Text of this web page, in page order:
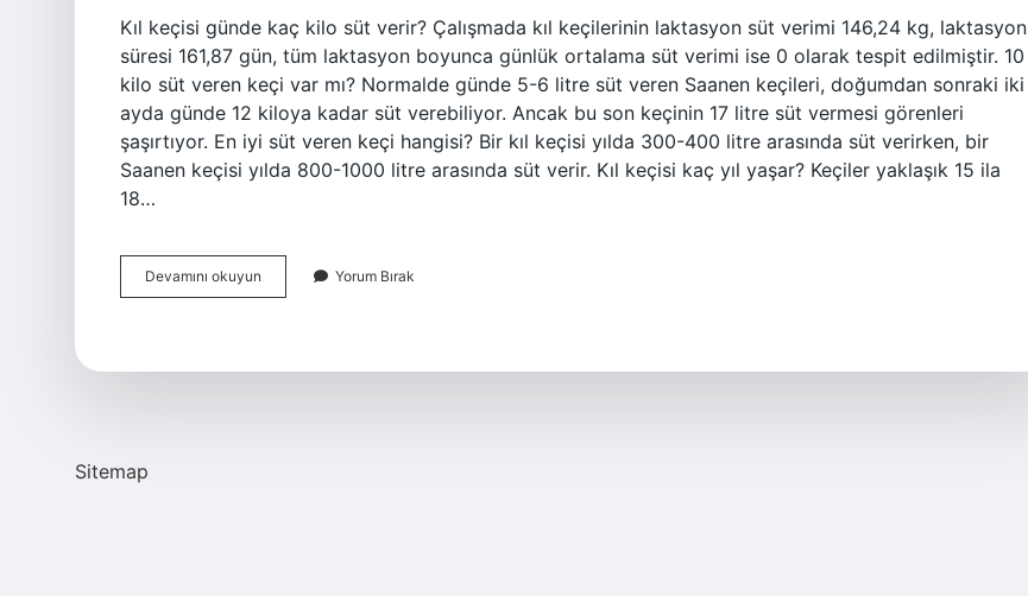
Kıl keçisi günde kaç kilo süt verir? Çalışmada kıl keçilerinin laktasyon süt verimi 146,24 kg, laktasyon
süresi 161,87 gün, tüm laktasyon boyunca günlük ortalama süt verimi ise 0 olarak tespit edilmiştir. 10
kilo süt veren keçi var mı? Normalde günde 5-6 litre süt veren Saanen keçileri, doğumdan sonraki iki
ayda günde 12 kiloya kadar süt verebiliyor. Ancak bu son keçinin 17 litre süt vermesi görenleri
şaşırtıyor. En iyi süt veren keçi hangisi? Bir kıl keçisi yılda 300-400 litre arasında süt verirken, bir
Saanen keçisi yılda 800-1000 litre arasında süt verir. Kıl keçisi kaç yıl yaşar? Keçiler yaklaşık 15 ila
18…
Devamını okuyun
Keçisi
Yorum Bırak
Sitemap